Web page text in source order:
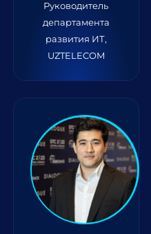
Руководитель
департамента
развития ИТ,
UZTELECOM